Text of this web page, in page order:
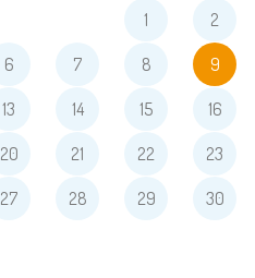
1 2
6 7 8 9
13 14 15 16
20 21 22 23
27 28 29 30